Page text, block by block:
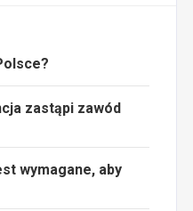
zastąpi zawód
wymagane, aby